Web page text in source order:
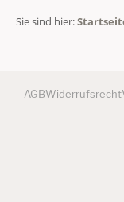
Sie sind hier:
AGBWiderrufsrecht